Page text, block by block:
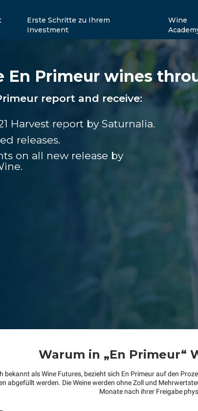
Erste Schritte zu Ihrem
Investment
Wine
En Primeur wines
report and receive:
Harvest report by Saturnalia.
releases.
on all new release by
Warum in „En Primeur“
bekannt als Wine Futures, bezieht sich En Primeur auf den
abgefüllt werden. Die Weine werden ohne Zoll und
Monate nach ihrer Freigabe